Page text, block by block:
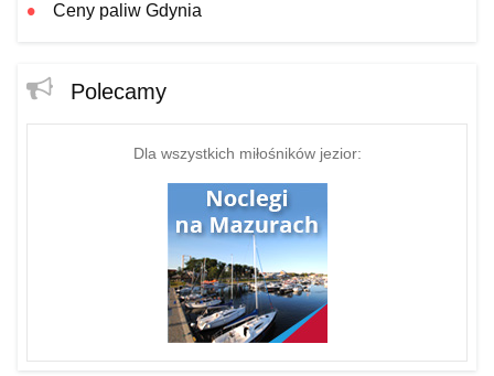
Ceny paliw Gdynia
Polecamy
Dla wszystkich miłośników jezior: